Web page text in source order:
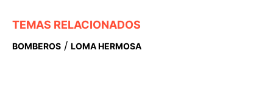
TEMAS RELACIONADOS
BOMBEROS / LOMA HERMOSA